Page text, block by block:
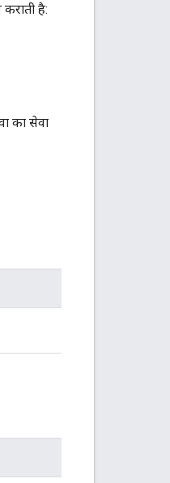
है:
का सेवा